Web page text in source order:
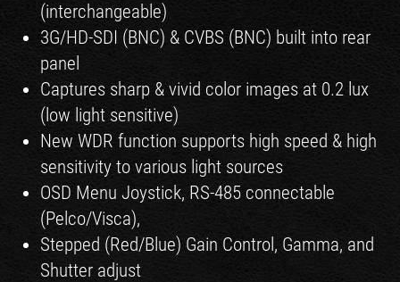
(interchangeable)
3G/HD-SDI (BNC) & CVBS (BNC) built into rear
panel
Captures sharp & vivid color images at 0.2 lux
(low light sensitive)
New WDR function supports high speed & high
sensitivity to various light sources
OSD Menu Joystick, RS-485 connectable
(Pelco/Visca),
Stepped (Red/Blue) Gain Control, Gamma, and
Shutter adjust